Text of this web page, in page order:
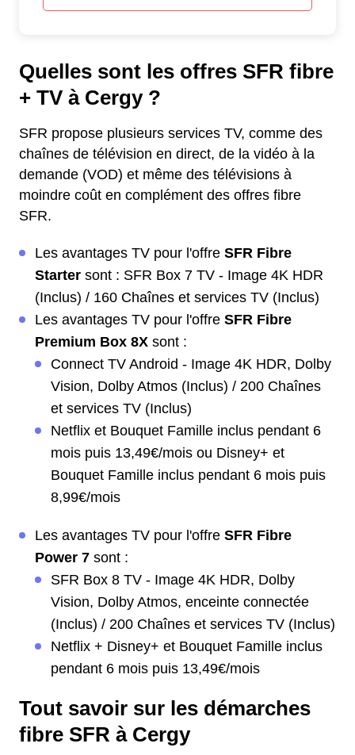
Quelles sont les offres SFR fibre
+ TV à Cergy ?
SFR propose plusieurs services TV, comme des
chaînes de télévision en direct, de la vidéo à la
demande (VOD) et même des télévisions à
moindre coût en complément des offres fibre
SFR.
Les avantages TV pour l'offre SFR Fibre
Starter sont : SFR Box 7 TV - Image 4K HDR
(Inclus) / 160 Chaînes et services TV (Inclus)
Les avantages TV pour l'offre SFR Fibre
Premium Box 8X sont :
Connect TV Android - Image 4K HDR, Dolby
Vision, Dolby Atmos (Inclus) / 200 Chaînes
et services TV (Inclus)
Netflix et Bouquet Famille inclus pendant 6
mois puis 13,49€/mois ou Disney+ et
Bouquet Famille inclus pendant 6 mois puis
8,99€/mois
Les avantages TV pour l'offre SFR Fibre
Power 7 sont :
SFR Box 8 TV - Image 4K HDR, Dolby
Vision, Dolby Atmos, enceinte connectée
(Inclus) / 200 Chaînes et services TV (Inclus)
Netflix + Disney+ et Bouquet Famille inclus
pendant 6 mois puis 13,49€/mois
Tout savoir sur les démarches
fibre SFR à Cergy